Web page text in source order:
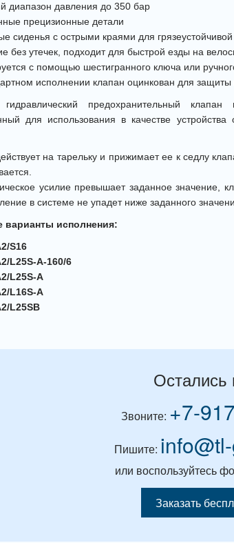
диапазон давления до 350 бар
прецизионные детали
сиденья с острыми краями для
без утечек, подходит для быстрой езды на
с помощью шестигранного ключа или
исполнении клапан оцинкован для защиты
гидравлический предохранительный
для использования в качестве
на тарельку и прижимает ее к седлу
усилие превышает заданное значение,
в системе не упадет ниже заданного
варианты исполнения:
S16
L25S-A-160/6
L25S-A
L16S-A
L25SB
Остались
Звоните: +7-
Пишите:
или воспользуйтесь
Заказать